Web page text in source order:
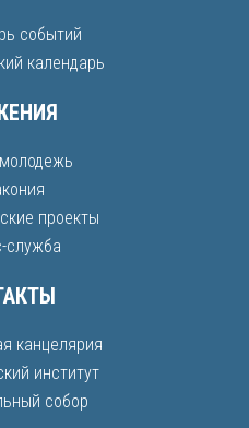
событий
календарь
проекты
служба
канцелярия
институт
собор